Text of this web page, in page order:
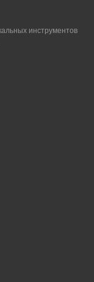
инструментов